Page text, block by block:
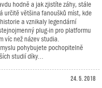
hodně a jak zjistíte záhy, stále
určitě většina fanoušků míst, kde
a vznikaly legendární
plug-in pro platformu
víc než název studia.
pohybujete pochopitelně
studií díky...
24. 5. 2018